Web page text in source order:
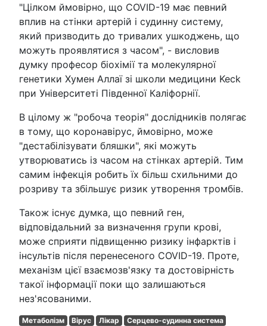
"Цілком ймовірно, що COVID-19 має певний
вплив на стінки артерій і судинну систему,
який призводить до тривалих ушкоджень, що
можуть проявлятися з часом", - висловив
думку професор біохімії та молекулярної
генетики Хумен Аллаї зі школи медицини Keck
при Університеті Південної Каліфорнії.
В цілому ж "робоча теорія" дослідників полягає
в тому, що коронавірус, ймовірно, може
"дестабілізувати бляшки", які можуть
утворюватись із часом на стінках артерій. Тим
самим інфекція робить їх більш схильними до
розриву та збільшує ризик утворення тромбів.
Також існує думка, що певний ген,
відповідальний за визначення групи крові,
може сприяти підвищенню ризику інфарктів і
інсультів після перенесеного COVID-19. Проте,
механізм цієї взаємозв'язку та достовірність
такої інформації поки що залишаються
нез'ясованими.
Метаболізм Вірус Лікар
Серцево-судинна система